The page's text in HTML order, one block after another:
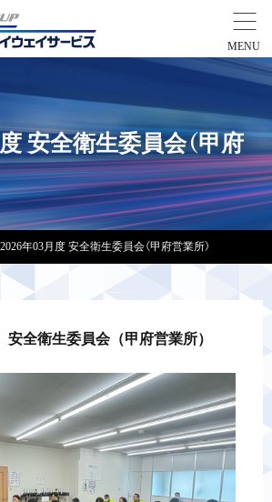
営業拠点
会社案内・実績紹介
採用情報
警備業標識
反社会的勢力排除宣言
安全衛生委員会（甲府
2026年03月度 安全衛生委員会（甲府営業所）
全衛生委員会（甲府営業所）